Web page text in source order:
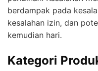
berdampak pada
kesalahan izin, dan
kemudian hari.
Kategori